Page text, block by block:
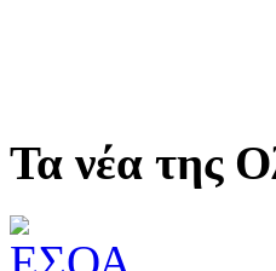
Τα νέα της